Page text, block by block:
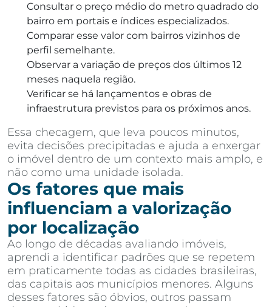
Consultar o preço médio do metro quadrado do
bairro em portais e índices especializados.
Comparar esse valor com bairros vizinhos de
perfil semelhante.
Observar a variação de preços dos últimos 12
meses naquela região.
Verificar se há lançamentos e obras de
infraestrutura previstos para os próximos anos.
Essa checagem, que leva poucos minutos,
evita decisões precipitadas e ajuda a enxergar
o imóvel dentro de um contexto mais amplo, e
não como uma unidade isolada.
Os fatores que mais
influenciam a valorização
por localização
Ao longo de décadas avaliando imóveis,
aprendi a identificar padrões que se repetem
em praticamente todas as cidades brasileiras,
das capitais aos municípios menores. Alguns
desses fatores são óbvios, outros passam